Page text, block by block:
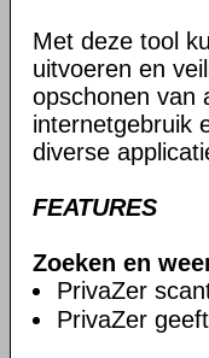
Met deze tool
uitvoeren en
opschonen van
internetgebruik
diverse
FEATURES
Zoeken en
PrivaZer
PrivaZer